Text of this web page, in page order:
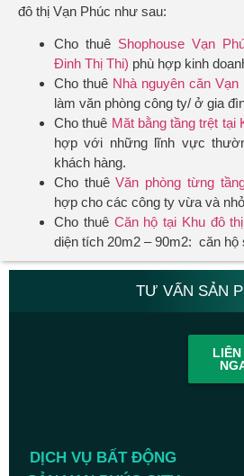
đô thị Vạn Phúc như sau:
Cho thuê Shophouse Vạn
Đinh Thị Thi) phù hợp kinh
Cho thuê Nhà nguyên căn
làm văn phòng công ty/ ở gia
Cho thuê Măt bằng tầng trệt tại
hợp với những lĩnh vực
khách hàng.
Cho thuêVăn phòng từng
hợp cho các công ty vừa và
Cho thuê Căn hộ tại Khu đô
diện tích 20m2 – 90m2: căn hộ
TƯ VẤN SẢN
DỊCH VỤ BẤT ĐỘNG
LIÊN